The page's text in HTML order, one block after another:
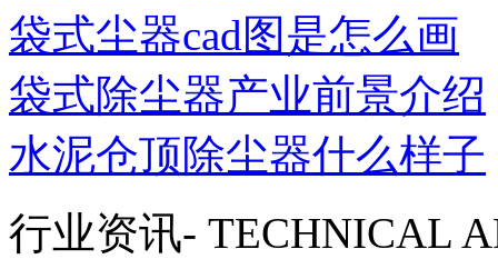
袋式尘器cad图是怎么画
袋式除尘器产业前景介绍
水泥仓顶除尘器什么样子
行业资讯- TECHNICAL